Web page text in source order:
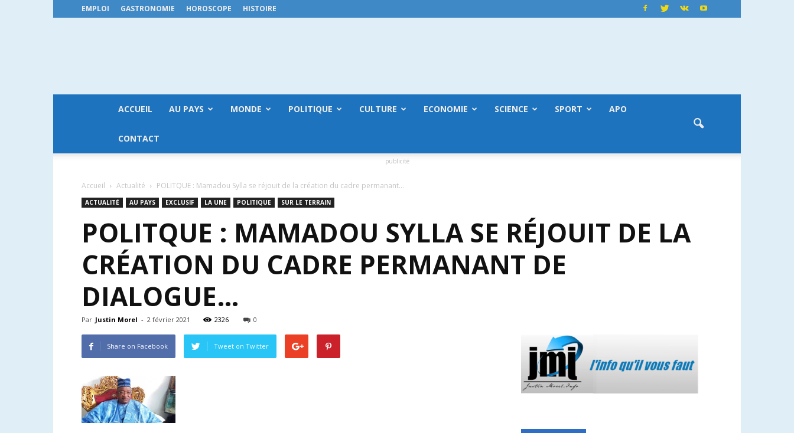
EMPLOI GASTRONOMIE HOROSCOPE HISTOIRE
GuineeConakry.online
ACCUEIL AU PAYS MONDE POLITIQUE CULTURE ECONOMIE SCIENCE SPORT APO
CONTACT
publicité
Accueil Actualité POLITQUE : Mamadou Sylla se réjouit de la création du cadre permanant...
ACTUALITÉ AU PAYS EXCLUSIF LA UNE POLITIQUE SUR LE TERRAIN
POLITQUE : MAMADOU SYLLA SE RÉJOUIT DE LA
CRÉATION DU CADRE PERMANANT DE
DIALOGUE…
Par Justin Morel - 2 février 2021 2326 0
Share on Facebook Tweet on Twitter